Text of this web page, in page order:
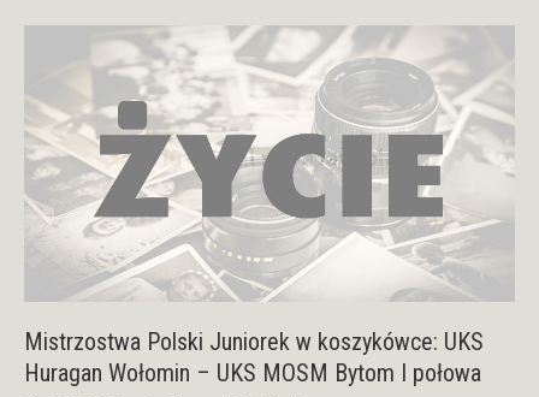
Mistrzostwa Polski Juniorek w koszykówce: UKS
Huragan Wołomin – UKS MOSM Bytom I połowa